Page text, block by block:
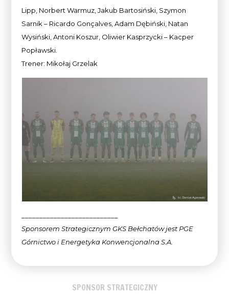
Lipp, Norbert Warmuz, Jakub Bartosiński, Szymon
Sarnik – Ricardo Gonçalves, Adam Dębiński, Natan
Wysiński, Antoni Koszur, Oliwier Kasprzycki – Kacper
Popławski.
Trener: Mikołaj Grzelak
Sponsorem Strategicznym GKS Bełchatów jest PGE
Górnictwo i Energetyka Konwencjonalna S.A.
SPONSOR STRATEGICZNY